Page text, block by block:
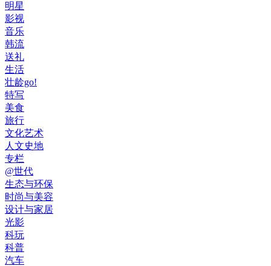
明星
影视
音乐
韩流
送礼
生活
壮龄go!
特写
美食
旅行
文化艺术
人文史地
专栏
@世代
生态与环保
时尚与美容
设计与家居
光影
科玩
科普
汽车